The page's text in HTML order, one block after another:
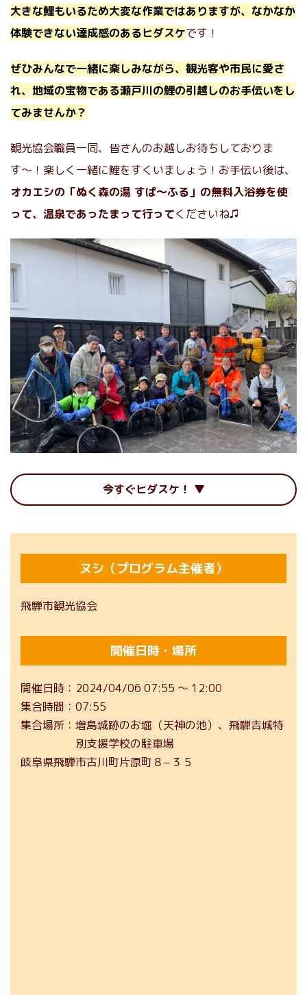
大きな鯉もいるため大変な作業ではありますが、なかなか
体験できない達成感のあるヒダスケです！
ぜひみんなで一緒に楽しみながら、観光客や市民に愛さ
れ、地域の宝物である瀬戸川の鯉の引越しのお手伝いをし
てみませんか？
観光協会職員一同、皆さんのお越しお待ちしておりま
す〜！楽しく一緒に鯉をすくいましょう！お手伝い後は、
オカエシの「ぬく森の湯 すぱ〜ふる」の無料入浴券を使
って、温泉であったまって行ってくださいね♫
今すぐヒダスケ！
ヌシ（プログラム主催者）
飛騨市観光協会
開催日時・場所
開催日時
2024/04/06 07:55 ～ 12:00
集合時間
07:55
集合場所
増島城跡のお堀（天神の池）、飛騨吉城特
別支援学校の駐車場
岐阜県飛騨市古川町片原町８−３５